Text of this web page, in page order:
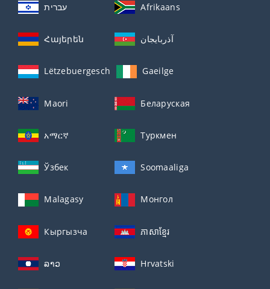
עברית Afrikaans
Հայերեն آذربايجان
Lëtzebuergesch Gaeilge
Maori Беларуская
አማርኛ Туркмен
Ўзбек Soomaaliga
Malagasy Монгол
Кыргызча ភាសាខ្មែរ
ລາວ Hrvatski